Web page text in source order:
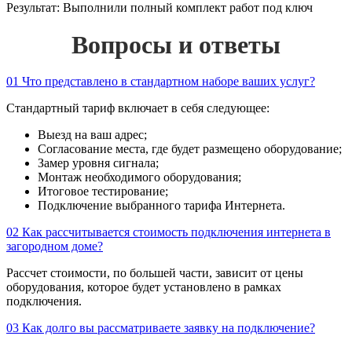
Результат: Выполнили полный комплект работ под ключ
Вопросы и ответы
01 Что представлено в стандартном наборе ваших услуг?
Стандартный тариф включает в себя следующее:
Выезд на ваш адрес;
Согласование места, где будет размещено оборудование;
Замер уровня сигнала;
Монтаж необходимого оборудования;
Итоговое тестирование;
Подключение выбранного тарифа Интернета.
02 Как рассчитывается стоимость подключения интернета в
загородном доме?
Рассчет стоимости, по большей части, зависит от цены
оборудования, которое будет установлено в рамках
подключения.
03 Как долго вы рассматриваете заявку на подключение?